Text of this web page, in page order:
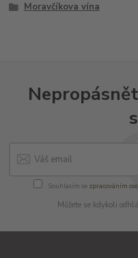
Moravčíkova vína
Souhlasím se zpracováním
Můžete se kdykoli